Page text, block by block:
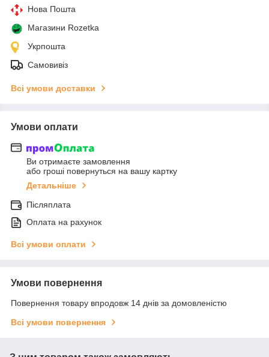
Нова Пошта
Магазини Rozetka
Укрпошта
Самовивіз
Всі умови доставки
Умови оплати
Ви отримаєте замовлення
або гроші повернуться на вашу картку
Детальніше
Післяплата
Оплата на рахунок
Всі умови оплати
Умови повернення
Повернення товару впродовж 14 днів за домовленістю
Всі умови повернення